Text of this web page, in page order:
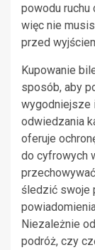
powodu ruchu
więc nie
przed
Kupowanie
sposób, aby
wygodniejsze
odwiedzania
oferuje
do cyfrowych
śledzić swoje
Niezależnie
podróż, czy